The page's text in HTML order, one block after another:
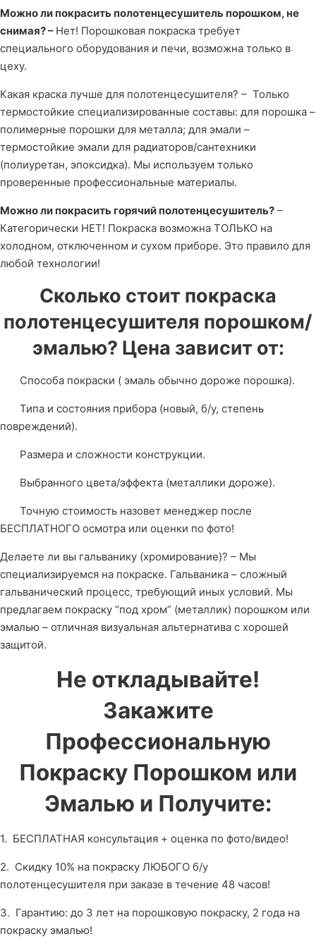
Можно ли покрасить полотенцесушитель порошком, не
снимая? – Нет! Порошковая покраска требует
специального оборудования и печи, возможна только в
цеху.
Какая краска лучше для полотенцесушителя? – Только
термостойкие специализированные составы: для порошка –
полимерные порошки для металла; для эмали –
термостойкие эмали для радиаторов/сантехники
(полиуретан, эпоксидка). Мы используем только
проверенные профессиональные материалы.
Можно ли покрасить горячий полотенцесушитель? –
Категорически НЕТ! Покраска возможна ТОЛЬКО на
холодном, отключенном и сухом приборе. Это правило для
любой технологии!
Сколько стоит покраска
полотенцесушителя порошком/
эмалью? Цена зависит от:
Способа покраски ( эмаль обычно дороже порошка).
Типа и состояния прибора (новый, б/у, степень
повреждений).
Размера и сложности конструкции.
Выбранного цвета/эффекта (металлики дороже).
Точную стоимость назовет менеджер после
БЕСПЛАТНОГО осмотра или оценки по фото!
Делаете ли вы гальванику (хромирование)? – Мы
специализируемся на покраске. Гальваника – сложный
гальванический процесс, требующий иных условий. Мы
предлагаем покраску “под хром” (металлик) порошком или
эмалью – отличная визуальная альтернатива с хорошей
защитой.
Не откладывайте!
Закажите
Профессиональную
Покраску Порошком или
Эмалью и Получите:
1. БЕСПЛАТНАЯ консультация + оценка по фото/видео!
2. Скидку 10% на покраску ЛЮБОГО б/у
полотенцесушителя при заказе в течение 48 часов!
3. Гарантию: до 3 лет на порошковую покраску, 2 года на
покраску эмалью!